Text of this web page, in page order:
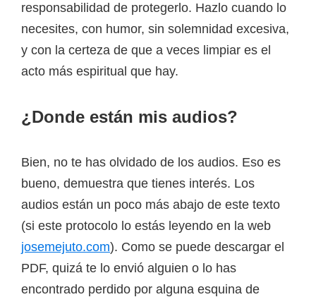
responsabilidad de protegerlo. Hazlo cuando lo
necesites, con humor, sin solemnidad excesiva,
y con la certeza de que a veces limpiar es el
acto más espiritual que hay.
¿Donde están mis audios?
Bien, no te has olvidado de los audios. Eso es
bueno, demuestra que tienes interés. Los
audios están un poco más abajo de este texto
(si este protocolo lo estás leyendo en la web
josemejuto.com). Como se puede descargar el
PDF, quizá te lo envió alguien o lo has
encontrado perdido por alguna esquina de